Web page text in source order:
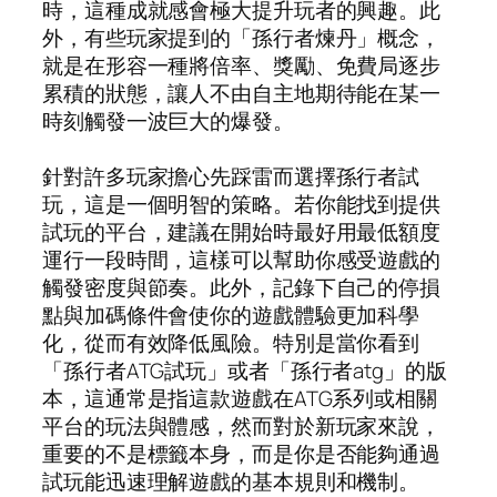
時，這種成就感會極大提升玩者的興趣。此
外，有些玩家提到的「孫行者煉丹」概念，
就是在形容一種將倍率、獎勵、免費局逐步
累積的狀態，讓人不由自主地期待能在某一
時刻觸發一波巨大的爆發。
針對許多玩家擔心先踩雷而選擇孫行者試
玩，這是一個明智的策略。若你能找到提供
試玩的平台，建議在開始時最好用最低額度
運行一段時間，這樣可以幫助你感受遊戲的
觸發密度與節奏。此外，記錄下自己的停損
點與加碼條件會使你的遊戲體驗更加科學
化，從而有效降低風險。特別是當你看到
「孫行者ATG試玩」或者「孫行者atg」的版
本，這通常是指這款遊戲在ATG系列或相關
平台的玩法與體感，然而對於新玩家來說，
重要的不是標籤本身，而是你是否能夠通過
試玩能迅速理解遊戲的基本規則和機制。